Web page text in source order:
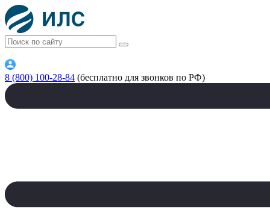
8 (800) 100-28-84 (бесплатно для звонков по РФ)